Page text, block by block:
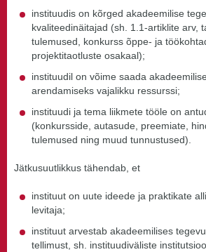
instituudis on kõrged akadeemilise
kvaliteedinäitajad (sh. 1.1-artiklite arv,
tulemused, konkurss õppe- ja
projektitaotluste osakaal);
instituudil on võime saada
arendamiseks vajalikku ressurssi;
instituudi ja tema liikmete tööle on
(konkursside, autasude, preemiate,
tulemused ning muud tunnustused).
Jätkusuutlikkus tähendab, et
instituut on uute ideede ja praktikate
levitaja;
instituut arvestab akadeemilises
tellimust, sh. instituudiväliste